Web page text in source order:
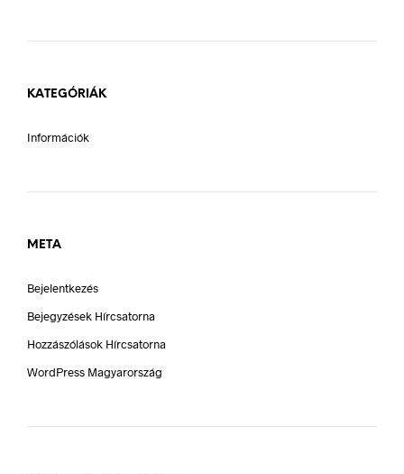
KATEGÓRIÁK
Információk
META
Bejelentkezés
Bejegyzések Hírcsatorna
Hozzászólások Hírcsatorna
WordPress Magyarország